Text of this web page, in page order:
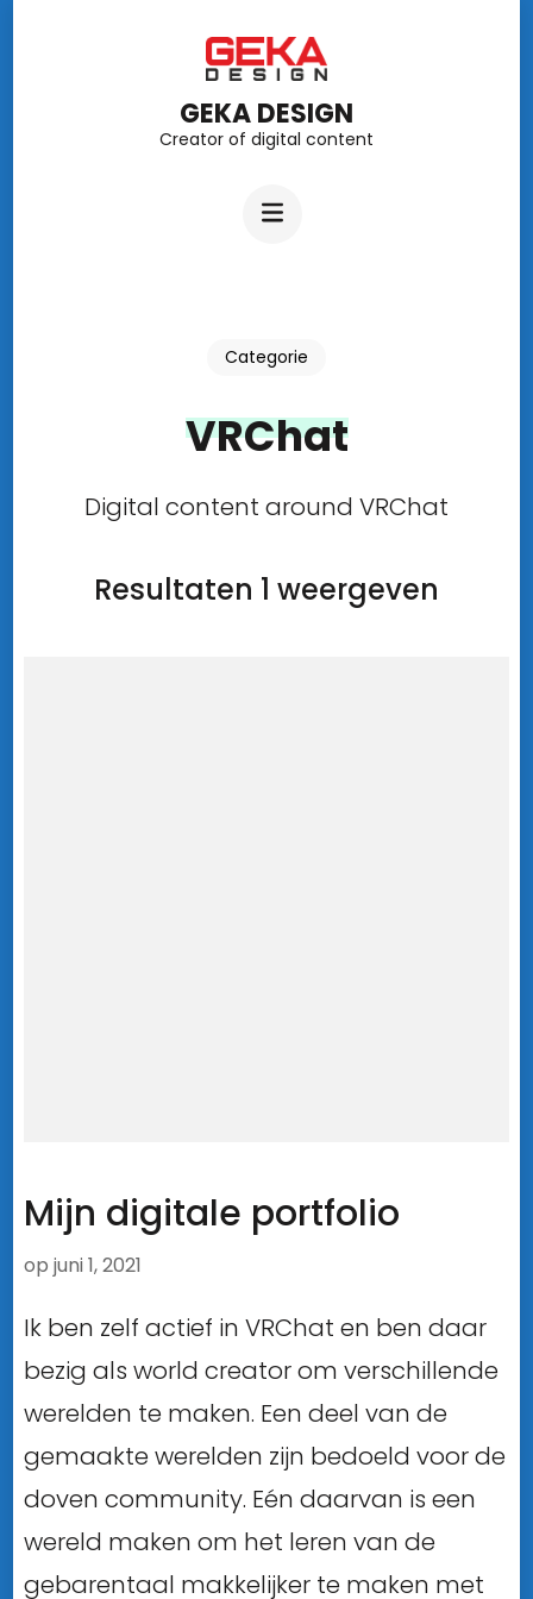
GEKA DESIGN
Creator of digital content
Categorie
VRChat
Digital content around VRChat
Resultaten 1 weergeven
Mijn digitale portfolio
op juni 1, 2021
Ik ben zelf actief in VRChat en ben daar
bezig als world creator om verschillende
werelden te maken. Een deel van de
gemaakte werelden zijn bedoeld voor de
doven community. Eén daarvan is een
wereld maken om het leren van de
gebarentaal makkelijker te maken met